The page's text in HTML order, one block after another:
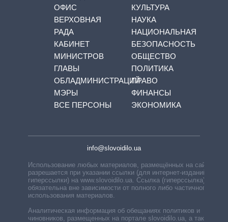
ОФИС
ВЕРХОВНАЯ
РАДА
КАБИНЕТ
МИНИСТРОВ
ГЛАВЫ
ОБЛАДМИНИСТРАЦИЙ
МЭРЫ
ВСЕ ПЕРСОНЫ
КУЛЬТУРА
НАУКА
НАЦИОНАЛЬНАЯ
БЕЗОПАСНОСТЬ
ОБЩЕСТВО
ПОЛИТИКА
ПРАВО
ФИНАНСЫ
ЭКОНОМИКА
info@slovoidilo.ua
Использование любых материалов, размещённых на сайте,
разрешается при указании ссылки (для интернет-изданий —
гиперссылки) на www.slovoidilo.ua. Ссылка (гиперссылка)
обязательна вне зависимости от полного либо частичного
использования материалов.
Аналитическая информация об обещаниях политиков и
чиновников, размещенных на портале slovoidilo.ua, а также